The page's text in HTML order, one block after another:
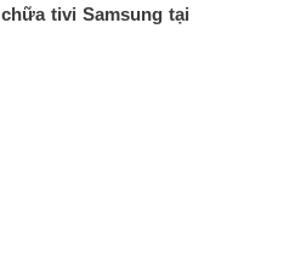
tivi Samsung tại